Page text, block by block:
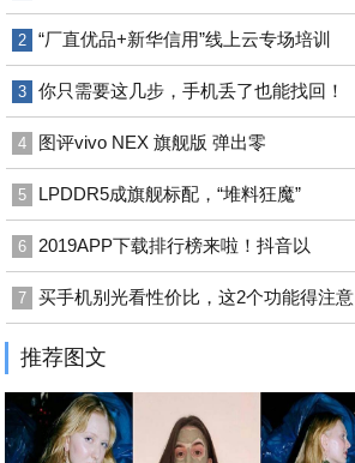
2 “厂直优品+新华信用”线上云专场培训
3 你只需要这几步，手机丢了也能找回！
4 图评vivo NEX 旗舰版 弹出零
5 LPDDR5成旗舰标配，“堆料狂魔”
6 2019APP下载排行榜来啦！抖音以
7 买手机别光看性价比，这2个功能得注意
推荐图文